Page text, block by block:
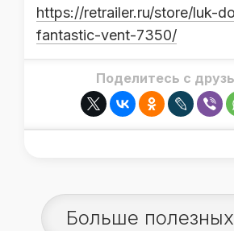
https://retrailer.ru/store/luk-
fantastic-vent-7350/
Поделитесь с
Больше